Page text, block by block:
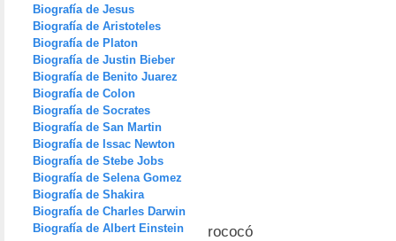
Biografía de Jesus
Biografía de Aristoteles
Biografía de Platon
Biografía de Justin Bieber
Biografía de Benito Juarez
Biografía de Colon
Biografía de Socrates
Biografía de San Martin
Biografía de Issac Newton
Biografía de Stebe Jobs
Biografía de Selena Gomez
Biografía de Shakira
Biografía de Charles Darwin
Biografía de Albert Einstein
rococó